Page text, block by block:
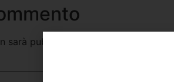
sarà pubblicato.